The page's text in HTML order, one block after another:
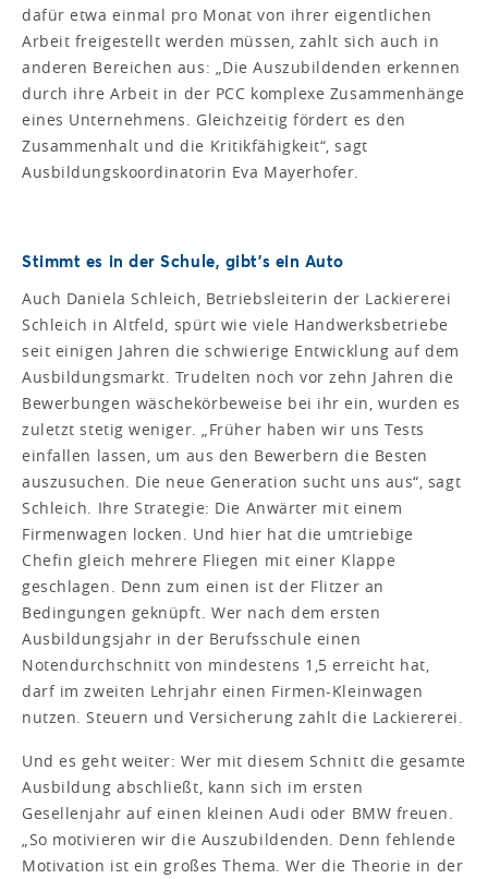
dafür etwa einmal pro Monat von ihrer eigentlichen
Arbeit freigestellt werden müssen, zahlt sich auch in
anderen Bereichen aus: „Die Auszubildenden erkennen
durch ihre Arbeit in der PCC komplexe Zusammenhänge
eines Unternehmens. Gleichzeitig fördert es den
Zusammenhalt und die Kritikfähigkeit“, sagt
Ausbildungskoordinatorin Eva Mayerhofer.
Stimmt es in der Schule, gibt’s ein Auto
Auch Daniela Schleich, Betriebsleiterin der Lackiererei
Schleich in Altfeld, spürt wie viele Handwerksbetriebe
seit einigen Jahren die schwierige Entwicklung auf dem
Ausbildungsmarkt. Trudelten noch vor zehn Jahren die
Bewerbungen wäschekörbeweise bei ihr ein, wurden es
zuletzt stetig weniger. „Früher haben wir uns Tests
einfallen lassen, um aus den Bewerbern die Besten
auszusuchen. Die neue Generation sucht uns aus“, sagt
Schleich. Ihre Strategie: Die Anwärter mit einem
Firmenwagen locken. Und hier hat die umtriebige
Chefin gleich mehrere Fliegen mit einer Klappe
geschlagen. Denn zum einen ist der Flitzer an
Bedingungen geknüpft. Wer nach dem ersten
Ausbildungsjahr in der Berufsschule einen
Notendurchschnitt von mindestens 1,5 erreicht hat,
darf im zweiten Lehrjahr einen Firmen-Kleinwagen
nutzen. Steuern und Versicherung zahlt die Lackiererei.
Und es geht weiter: Wer mit diesem Schnitt die gesamte
Ausbildung abschließt, kann sich im ersten
Gesellenjahr auf einen kleinen Audi oder BMW freuen.
„So motivieren wir die Auszubildenden. Denn fehlende
Motivation ist ein großes Thema. Wer die Theorie in der